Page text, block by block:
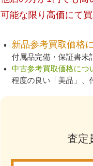
可能な限り高価にて
新品参考買取価格
付属品完備・保証書未
中古参考買取価格につ
程度の良い「美品」、
査定